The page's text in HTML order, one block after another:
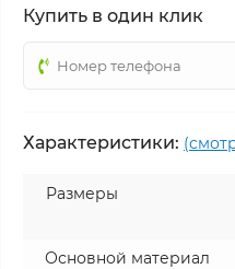
Купить в один клик
Характеристики:
Размеры
Основной материал